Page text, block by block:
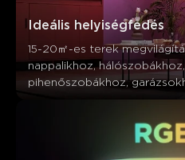
Ideális helyiségfedés
15-20㎡-es terek
nappalikhoz,
pihenőszobákhoz,